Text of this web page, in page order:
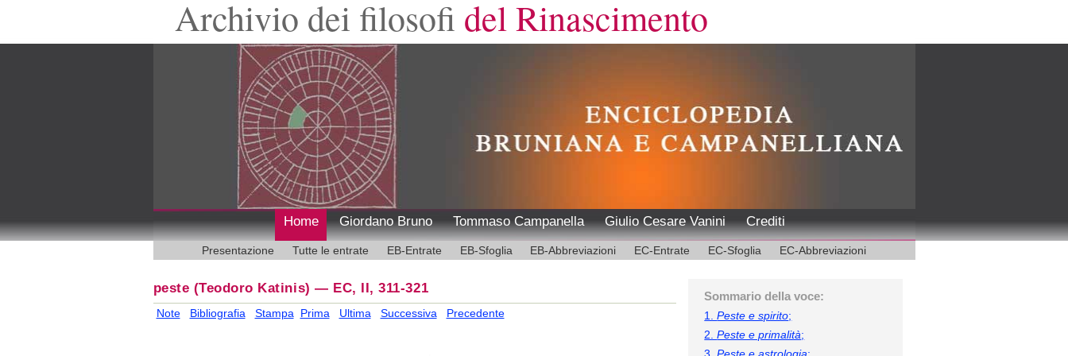
Archivio dei filosofi del Rinascimento
Home Giordano Bruno Tommaso Campanella Giulio Cesare Vanini Crediti
Presentazione Tutte le entrate EB-Entrate EB-Sfoglia EB-Abbreviazioni EC-Entrate EC-Sfoglia EC-Abbreviazioni
peste (Teodoro Katinis) — EC, II, 311-321
Note Bibliografia Stampa Prima Ultima Successiva Precedente
Sommario della voce:
1.Peste e spirito;
2.Peste e primalità;